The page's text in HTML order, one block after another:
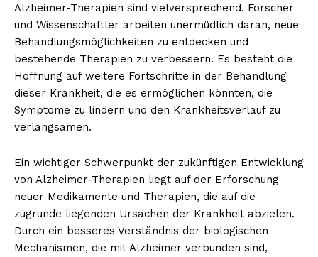
Alzheimer-Therapien sind vielversprechend. Forscher
und Wissenschaftler arbeiten unermüdlich daran, neue
Behandlungsmöglichkeiten zu entdecken und
bestehende Therapien zu verbessern. Es besteht die
Hoffnung auf weitere Fortschritte in der Behandlung
dieser Krankheit, die es ermöglichen könnten, die
Symptome zu lindern und den Krankheitsverlauf zu
verlangsamen.
Ein wichtiger Schwerpunkt der zukünftigen Entwicklung
von Alzheimer-Therapien liegt auf der Erforschung
neuer Medikamente und Therapien, die auf die
zugrunde liegenden Ursachen der Krankheit abzielen.
Durch ein besseres Verständnis der biologischen
Mechanismen, die mit Alzheimer verbunden sind,